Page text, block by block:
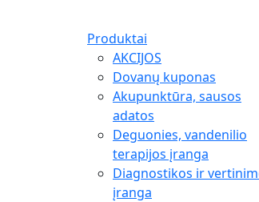
Produktai
AKCIJOS
Dovanų kuponas
Akupunktūra, sausos
adatos
Deguonies, vandenilio
terapijos įranga
Diagnostikos ir
įranga